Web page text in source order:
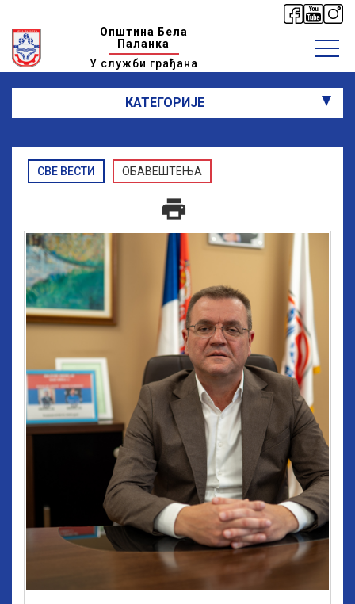
Општина Бела
Паланка
У служби грађана
КАТЕГОРИЈЕ
СВЕ ВЕСТИ ОБАВЕШТЕЊА
print